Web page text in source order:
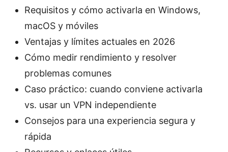
Requisitos y cómo activarla en Windows,
macOS y móviles
Ventajas y límites actuales en 2026
Cómo medir rendimiento y resolver
problemas comunes
Caso práctico: cuando conviene activarla
vs. usar un VPN independiente
Consejos para una experiencia segura y
rápida